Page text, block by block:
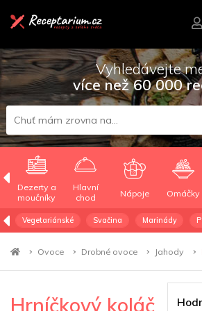
Vyhledávejte
více než 60 000
Dezerty a
moučníky
Hlavní
chod
Nápoje Omáčky
Vegetariánské Svačina Marinády
Ovoce Drobné ovoce Jahody
Hrníčkový koláč